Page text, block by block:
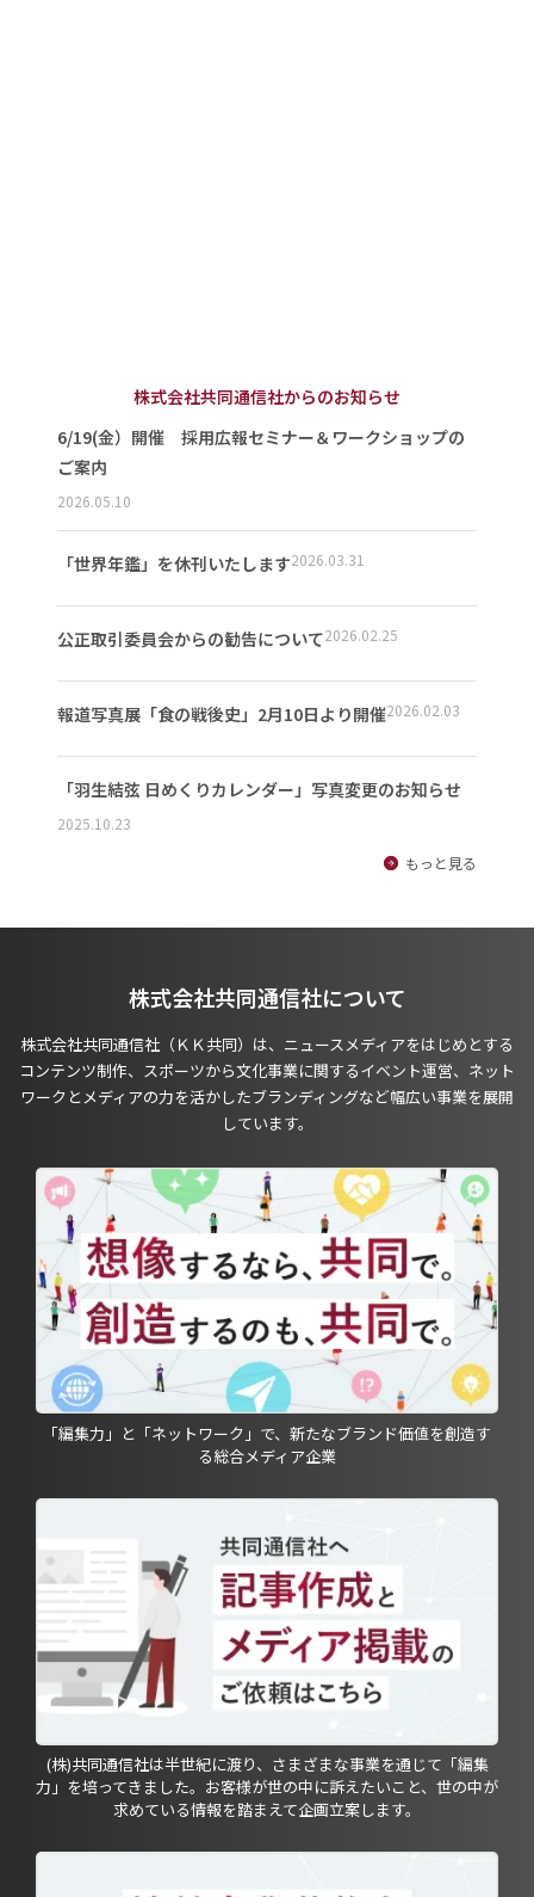
株式会社共同通信社からのお知らせ
6/19(金）開催 採用広報セミナー＆ワークショップの
ご案内
2026.05.10
「世界年鑑」を休刊いたします2026.03.31
公正取引委員会からの勧告について2026.02.25
報道写真展「食の戦後史」2月10日より開催2026.02.03
「羽生結弦 日めくりカレンダー」写真変更のお知らせ
2025.10.23
もっと見る
株式会社共同通信社について
株式会社共同通信社（ＫＫ共同）は、ニュースメディアをはじめとする
コンテンツ制作、スポーツから文化事業に関するイベント運営、ネット
ワークとメディアの力を活かしたブランディングなど幅広い事業を展開
しています。
「編集力」と「ネットワーク」で、新たなブランド価値を創造す
る総合メディア企業
(株)共同通信社は半世紀に渡り、さまざまな事業を通じて「編集
力」を培ってきました。お客様が世の中に訴えたいこと、世の中が
求めている情報を踏まえて企画立案します。